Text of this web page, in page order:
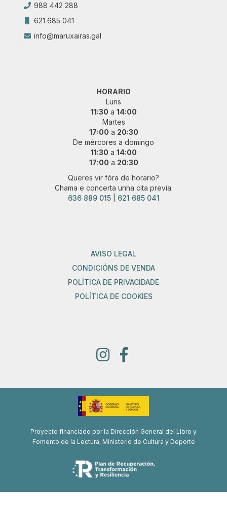
988 442 288
621 685 041
info@maruxairas.gal
HORARIO
Luns
11:30 a 14:00
Martes
17:00 a 20:30
De mércores a domingo
11:30 a 14:00
17:00 a 20:30
Queres vir fóra de horario?
Chama e concerta unha cita previa:
636 889 015| 621 685 041
AVISO LEGAL
CONDICIÓNS DE VENDA
POLÍTICA DE PRIVACIDADE
POLÍTICA DE COOKIES
Proyecto financiado por la Dirección General del Libro y
Fomento de la Lectura, Ministerio de Cultura y Deporte
Proyecto de recuperación, transformación y resiliencia